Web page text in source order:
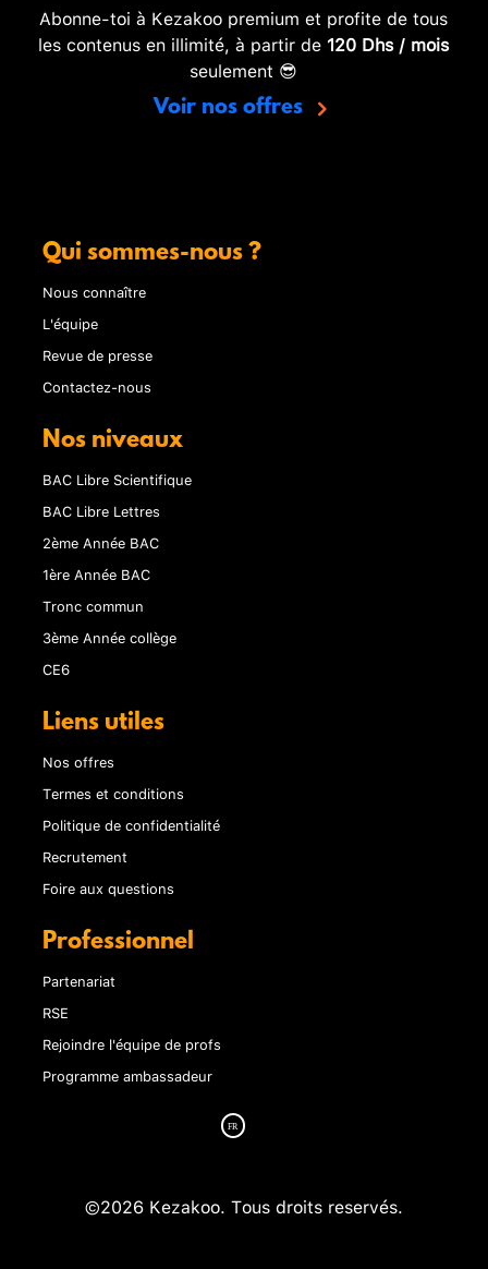
Abonne-toi à Kezakoo premium et profite de tous
les contenus en illimité, à partir de 120 Dhs / mois
seulement 😎
Voir nos offres
Qui sommes-nous ?
Nous connaître
L'équipe
Revue de presse
Contactez-nous
Nos niveaux
BAC Libre Scientifique
BAC Libre Lettres
2ème Année BAC
1ère Année BAC
Tronc commun
3ème Année collège
CE6
Liens utiles
Nos offres
Termes et conditions
Politique de confidentialité
Recrutement
Foire aux questions
Professionnel
Partenariat
RSE
Rejoindre l'équipe de profs
Programme ambassadeur
©2026 Kezakoo. Tous droits reservés.